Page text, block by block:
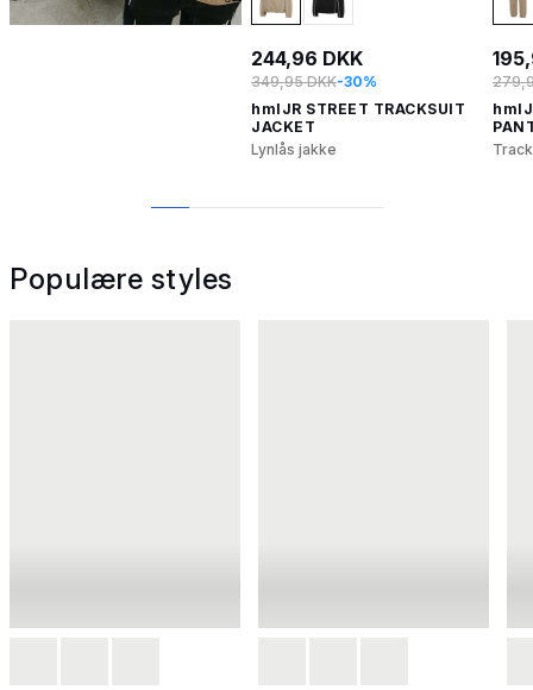
244,96 DKK
349,95 DKK-30%
hmlJR STREET TRACKSUIT
JACKET
Lynlås jakke
Populære styles